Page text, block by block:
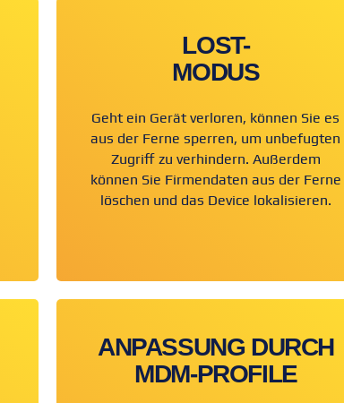
LOST-
MODUS
Geht ein Gerät verloren, können Sie es
aus der Ferne sperren, um unbefugten
Zugriff zu verhindern. Außerdem
können Sie Firmendaten aus der Ferne
löschen und das Device lokalisieren.
ANPASSUNG DURCH
MDM-PROFILE